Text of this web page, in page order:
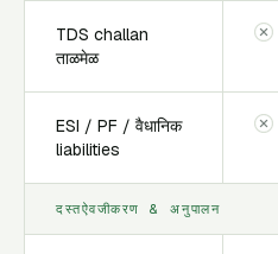
TDS challan
ताळमेळ
ESI / PF / वैधानिक
liabilities
दस्तऐवजीकरण & अनुपालन